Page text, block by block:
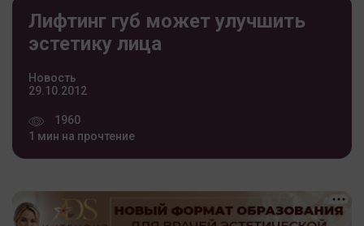
Лифтинг губ может улучшить
эстетику лица
Новость
29.10.2012
1960
1 мин на прочтение